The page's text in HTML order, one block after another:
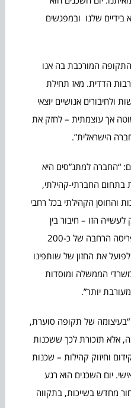
בידיים שלנו ובמפגשים
המורכבת בה אנו
הדדית. מאז תחילת
אנושיים יוצאי
אך עוצמתית – לחזק את
הישראלית”.
“החברה למתנ”סים היא
בתחום החברתי-קהילתי,
והחוסן הקהילתי בכל רחבי
הזו – חיבור בין
אנשים, שכונות וקהילות. בזכות הפריסה הרחבה של כ-200
לפועל את החזון של שותפינו
הממשלה ומוסדות
יותר”.
של תקופה סוערת,
אלא תזכורת לכך ששכנות
וחיזוק קהילות – שכנות
יום השכנים הוא רגע
מחדש בשייכות, בתקווה